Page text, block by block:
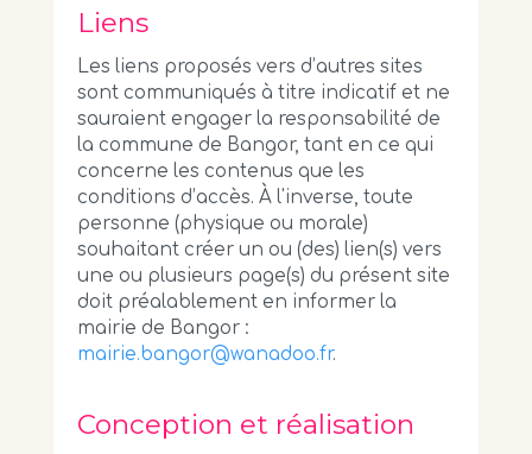
Liens
Les liens proposés vers d’autres sites
sont communiqués à titre indicatif et ne
sauraient engager la responsabilité de
la commune de Bangor, tant en ce qui
concerne les contenus que les
conditions d’accès. À l'inverse, toute
personne (physique ou morale)
souhaitant créer un ou (des) lien(s) vers
une ou plusieurs page(s) du présent site
doit préalablement en informer la
mairie de Bangor :
mairie.bangor@wanadoo.fr.
Conception et réalisation